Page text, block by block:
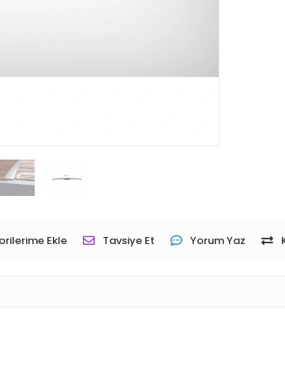
Ekle Tavsiye Et Yorum Yaz